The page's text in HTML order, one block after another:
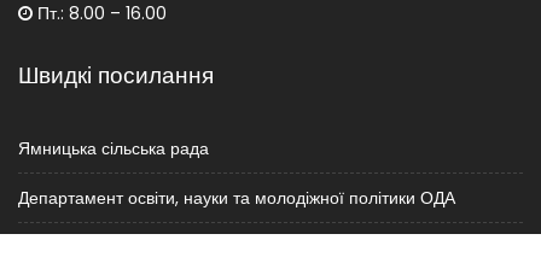
Пт.: 8.00 – 16.00
Швидкі посилання
Ямницька сільська рада
Департамент освіти, науки та молодіжної політики ОДА